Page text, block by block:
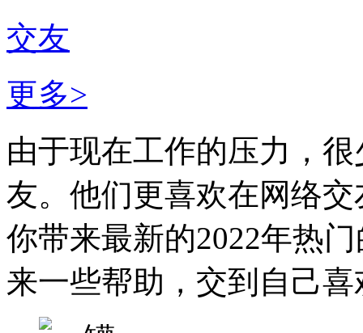
交友
更多>
由于现在工作的压力，
友。他们更喜欢在网络
你带来最新的2022年热
来一些帮助，交到自己